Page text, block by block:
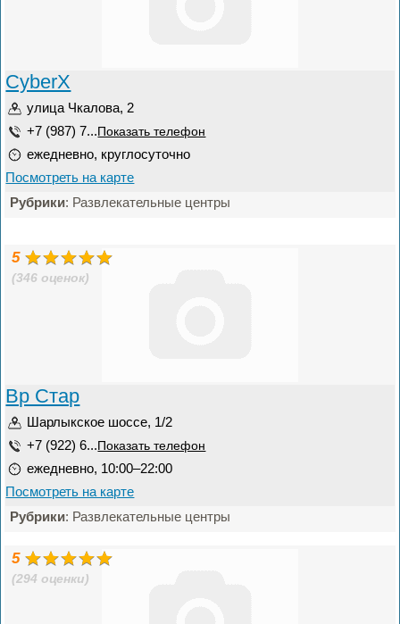
CyberX
улица Чкалова, 2
+7 (987) 7... Показать телефон
ежедневно, круглосуточно
Посмотреть на карте
Рубрики: Развлекательные центры
5
(346 оценок)
Вр Стар
Шарлыкское шоссе, 1/2
+7 (922) 6... Показать телефон
ежедневно, 10:00–22:00
Посмотреть на карте
Рубрики: Развлекательные центры
5
(294 оценки)